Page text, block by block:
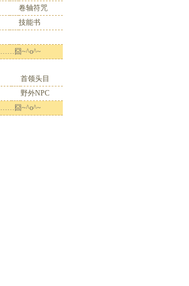
卷轴符咒
技能书
囧~^o^~
首领头目
野外NPC
囧~^o^~